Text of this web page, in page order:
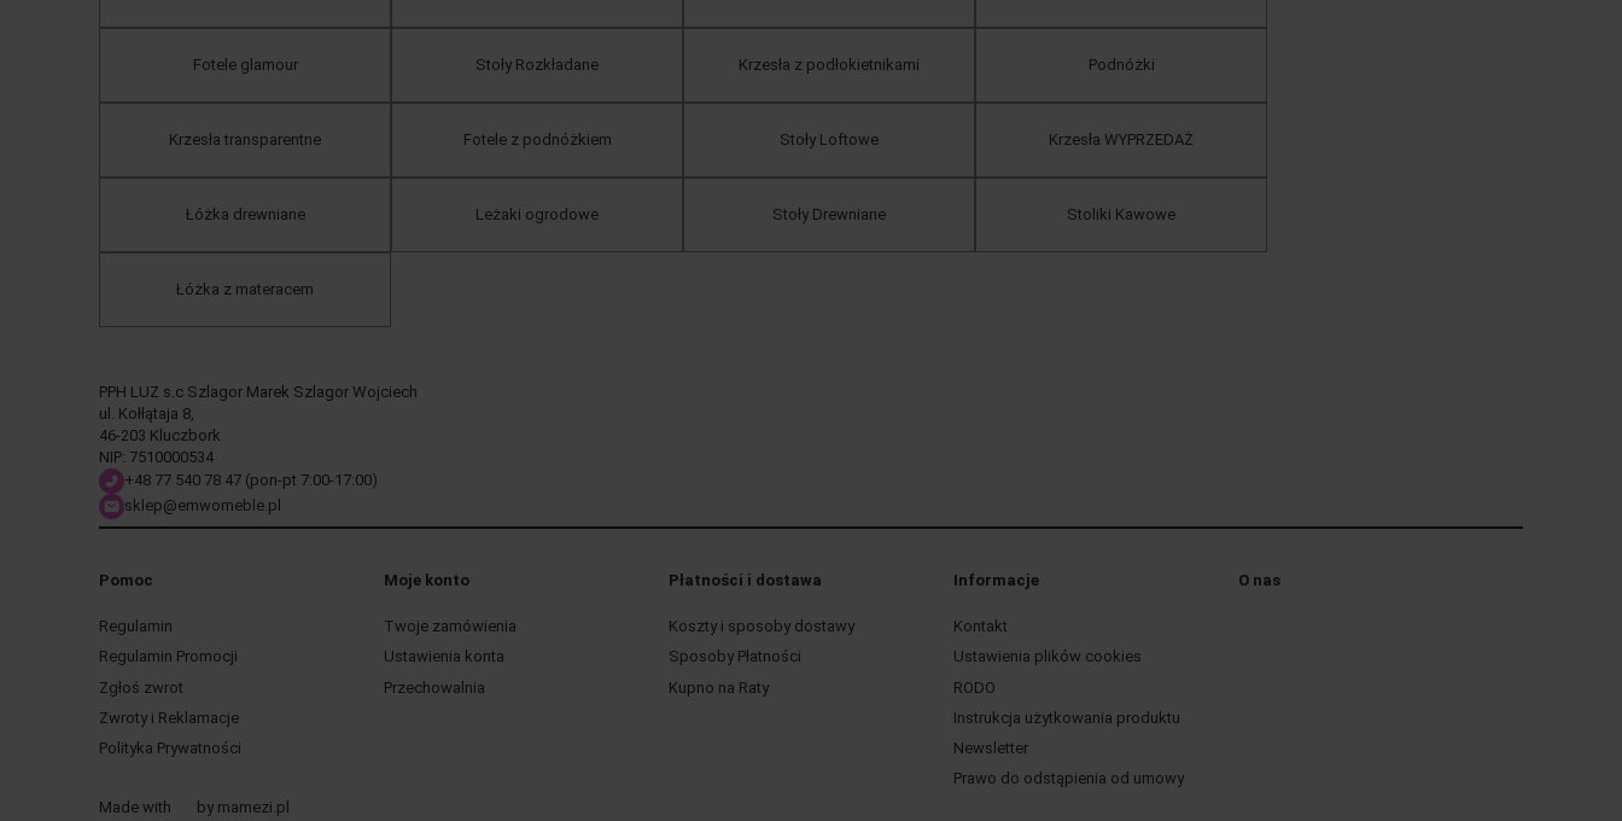
Fotele glamour Stoły Rozkładane Krzesła z podłokietnikami Podnóżki
Krzesła transparentne Fotele z podnóżkiem Stoły Loftowe Krzesła WYPRZEDAŻ
Łóżka drewniane Leżaki ogrodowe Stoły Drewniane Stoliki Kawowe
Łóżka z materacem
PPH LUZ s.c Szlagor Marek Szlagor Wojciech
ul. Kołłątaja 8,
46-203 Kluczbork
NIP: 7510000534
+48 77 540 78 47 (pon-pt 7:00-17:00)
sklep@emwomeble.pl
Pomoc
Regulamin
Regulamin Promocji
Zgłoś zwrot
Zwroty i Reklamacje
Polityka Prywatności
Moje konto
Twoje zamówienia
Ustawienia konta
Przechowalnia
Płatności i dostawa
Koszty i sposoby dostawy
Sposoby Płatności
Kupno na Raty
Informacje
Kontakt
Ustawienia plików cookies
RODO
Instrukcja użytkowania produktu
Newsletter
Prawo do odstąpienia od umowy
O nas
Made with by mamezi.pl